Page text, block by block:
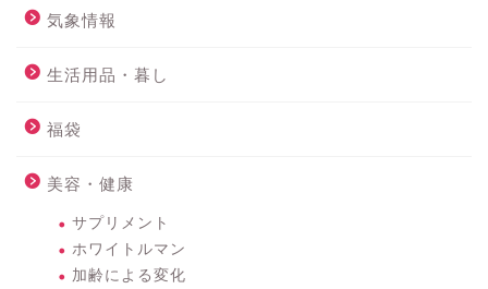
気象情報
生活用品・暮し
福袋
美容・健康
サプリメント
ホワイトルマン
加齢による変化